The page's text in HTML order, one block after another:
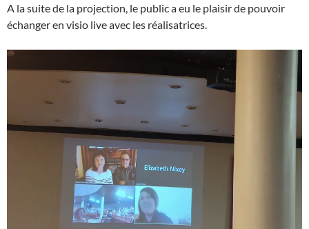
A la suite de la projection, le public a eu le plaisir de pouvoir
échanger en visio live avec les réalisatrices.